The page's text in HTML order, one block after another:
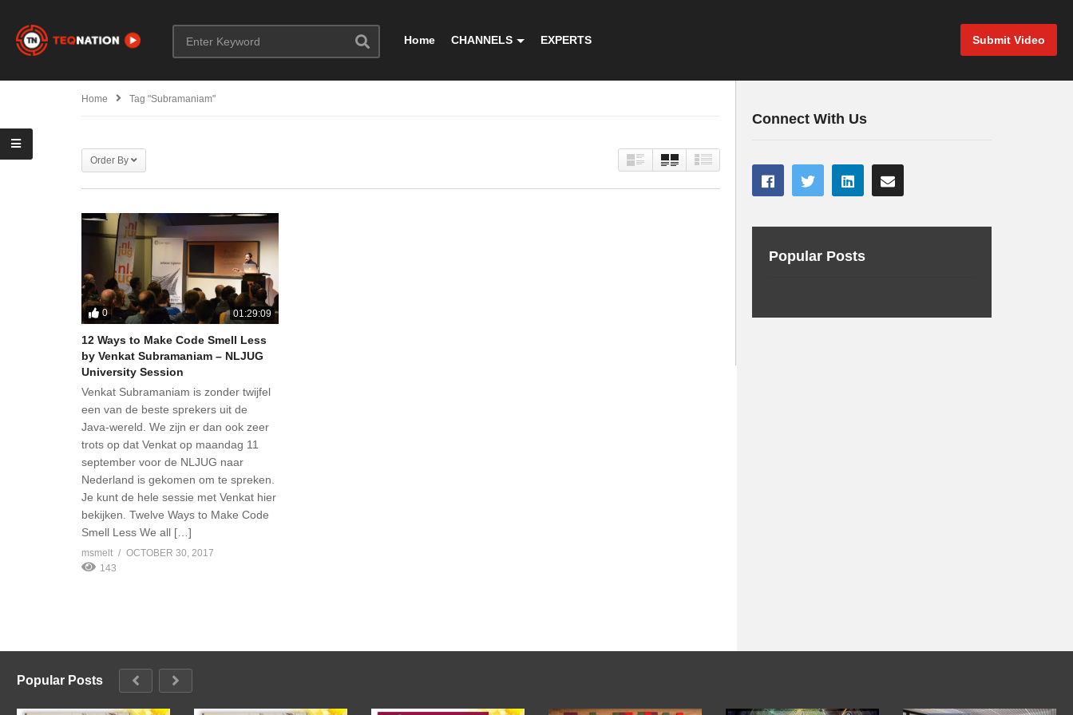
Submit Video
Home CHANNELS EXPERTS
Home Tag "Subramaniam"
Order By
0 01:29:09
12 Ways to Make Code Smell Less
by Venkat Subramaniam – NLJUG
University Session
Venkat Subramaniam is zonder twijfel
een van de beste sprekers uit de
Java-wereld. We zijn er dan ook zeer
trots op dat Venkat op maandag 11
september voor de NLJUG naar
Nederland is gekomen om te spreken.
Je kunt de hele sessie met Venkat hier
bekijken. Twelve Ways to Make Code
Smell Less We all […]
msmelt
OCTOBER 30, 2017
143
Connect With Us
Popular Posts
Popular Posts